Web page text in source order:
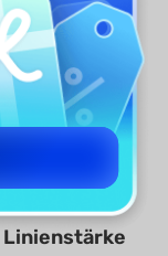
Sie auf
.
Linienstärke